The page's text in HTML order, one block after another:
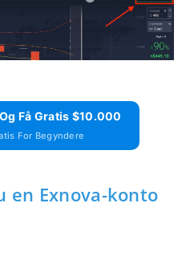
Få Gratis $10.000
For Begyndere
en Exnova-konto